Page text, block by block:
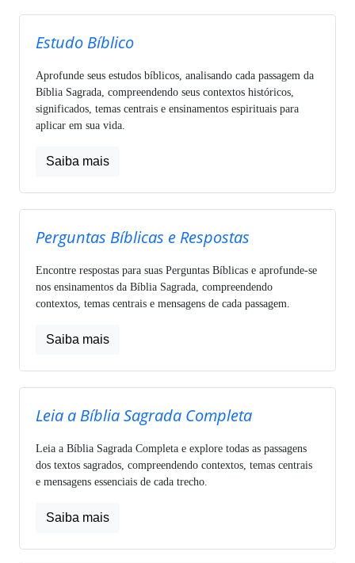
Estudo Bíblico
Aprofunde seus estudos bíblicos, analisando cada passagem da
Bíblia Sagrada, compreendendo seus contextos históricos,
significados, temas centrais e ensinamentos espirituais para
aplicar em sua vida.
Saiba mais
Perguntas Bíblicas e Respostas
Encontre respostas para suas Perguntas Bíblicas e aprofunde-se
nos ensinamentos da Bíblia Sagrada, compreendendo
contextos, temas centrais e mensagens de cada passagem.
Saiba mais
Leia a Bíblia Sagrada Completa
Leia a Bíblia Sagrada Completa e explore todas as passagens
dos textos sagrados, compreendendo contextos, temas centrais
e mensagens essenciais de cada trecho.
Saiba mais